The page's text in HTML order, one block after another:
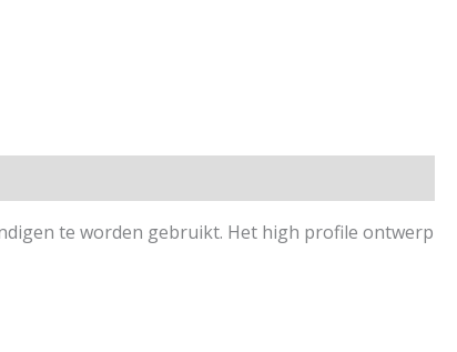
te worden gebruikt. Het high profile ontwerp